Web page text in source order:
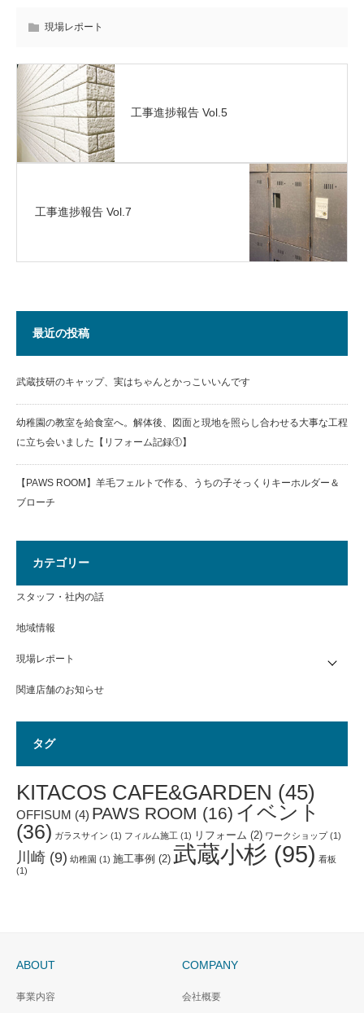
現場レポート
工事進捗報告 Vol.5
工事進捗報告 Vol.7
最近の投稿
武蔵技研のキャップ、実はちゃんとかっこいいんです
幼稚園の教室を給食室へ。解体後、図面と現地を照らし合わせる大事な工程
に立ち会いました【リフォーム記録①】
【PAWS ROOM】羊毛フェルトで作る、うちの子そっくりキーホルダー＆
ブローチ
カテゴリー
スタッフ・社内の話
地域情報
現場レポート
関連店舗のお知らせ
タグ
KITACOS CAFE&GARDEN (45)
OFFISUM (4) PAWS ROOM (16) イベント
(36) ガラスサイン (1) フィルム施工 (1) リフォーム (2) ワークショップ(1)
川崎 (9) 幼稚園 (1) 施工事例 (2) 武蔵小杉 (95) 看板
(1)
ABOUT
事業内容
COMPANY
会社概要